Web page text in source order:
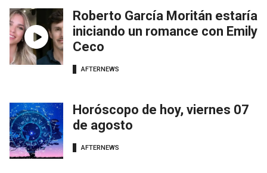
Roberto García Moritán estaría
iniciando un romance con Emily
Ceco
AFTERNEWS
Horóscopo de hoy, viernes 07
de agosto
AFTERNEWS